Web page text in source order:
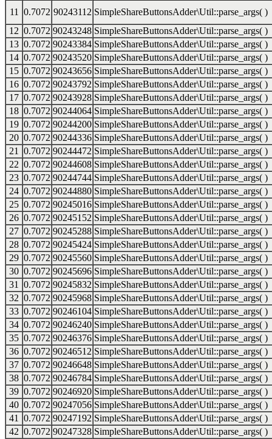
11
0.7072 90243112 SimpleShareButtonsAdder\Util::parse_args( )
12 0.7072 90243248 SimpleShareButtonsAdder\Util::parse_args( )
13 0.7072 90243384 SimpleShareButtonsAdder\Util::parse_args( )
14 0.7072 90243520 SimpleShareButtonsAdder\Util::parse_args( )
15 0.7072 90243656 SimpleShareButtonsAdder\Util::parse_args( )
16 0.7072 90243792 SimpleShareButtonsAdder\Util::parse_args( )
17 0.7072 90243928 SimpleShareButtonsAdder\Util::parse_args( )
18 0.7072 90244064 SimpleShareButtonsAdder\Util::parse_args( )
19 0.7072 90244200 SimpleShareButtonsAdder\Util::parse_args( )
20 0.7072 90244336 SimpleShareButtonsAdder\Util::parse_args( )
21
0.7072 90244472 SimpleShareButtonsAdder\Util::parse_args( )
22 0.7072 90244608 SimpleShareButtonsAdder\Util::parse_args( )
23 0.7072 90244744 SimpleShareButtonsAdder\Util::parse_args( )
24 0.7072 90244880 SimpleShareButtonsAdder\Util::parse_args( )
25 0.7072 90245016 SimpleShareButtonsAdder\Util::parse_args( )
26 0.7072 90245152 SimpleShareButtonsAdder\Util::parse_args( )
27 0.7072 90245288 SimpleShareButtonsAdder\Util::parse_args( )
28 0.7072 90245424 SimpleShareButtonsAdder\Util::parse_args( )
29 0.7072 90245560 SimpleShareButtonsAdder\Util::parse_args( )
30 0.7072 90245696 SimpleShareButtonsAdder\Util::parse_args( )
31
0.7072 90245832 SimpleShareButtonsAdder\Util::parse_args( )
32 0.7072 90245968 SimpleShareButtonsAdder\Util::parse_args( )
33 0.7072 90246104 SimpleShareButtonsAdder\Util::parse_args( )
34 0.7072 90246240 SimpleShareButtonsAdder\Util::parse_args( )
35 0.7072 90246376 SimpleShareButtonsAdder\Util::parse_args( )
36 0.7072 90246512 SimpleShareButtonsAdder\Util::parse_args( )
37 0.7072 90246648 SimpleShareButtonsAdder\Util::parse_args( )
38 0.7072 90246784 SimpleShareButtonsAdder\Util::parse_args( )
39 0.7072 90246920 SimpleShareButtonsAdder\Util::parse_args( )
40 0.7072 90247056 SimpleShareButtonsAdder\Util::parse_args( )
41
0.7072 90247192 SimpleShareButtonsAdder\Util::parse_args( )
42 0.7072 90247328 SimpleShareButtonsAdder\Util::parse_args( )